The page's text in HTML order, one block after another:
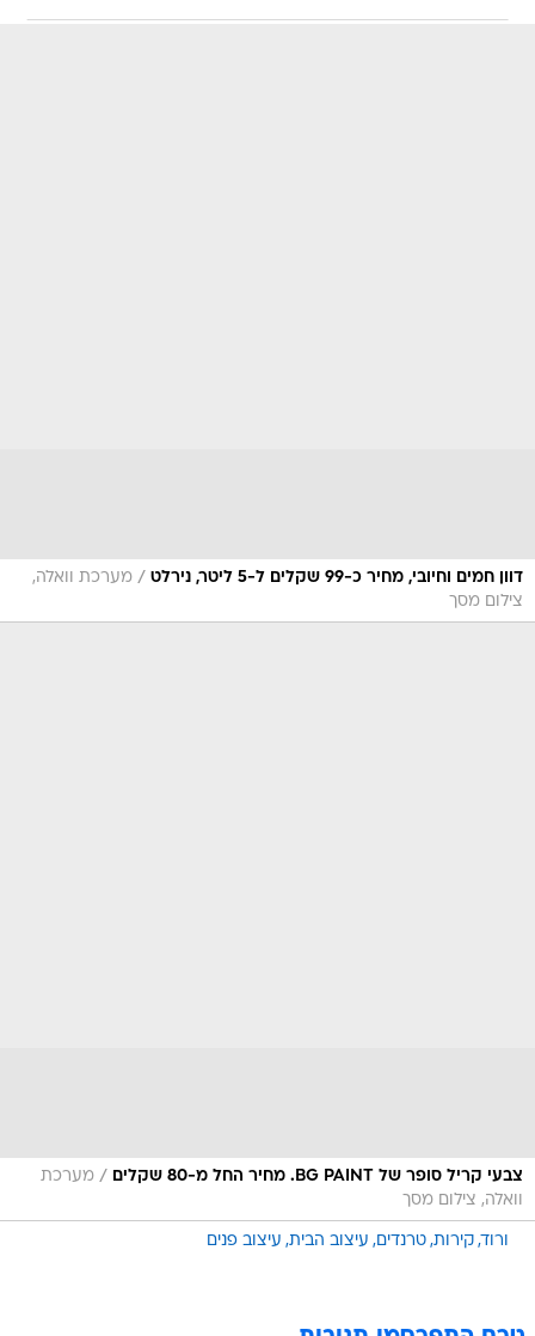
דוון חמים וחיובי, מחיר כ-99 שקלים ל-5 ליטר, נירלט / מערכת וואלה,
צילום מסך
צבעי קריל סופר של BG PAINT. מחיר החל מ-80 שקלים / מערכת
וואלה, צילום מסך
ורוד קירות טרנדים עיצוב הבית עיצוב פנים